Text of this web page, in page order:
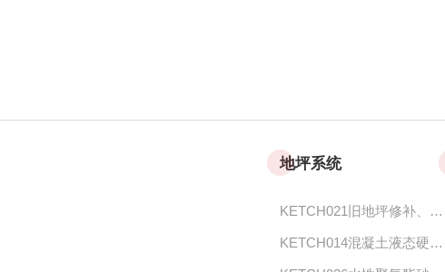
地坪系统
KETCH021旧地坪修补、快速翻新及维护地坪系统
KETCH014混凝土液态硬化剂地坪